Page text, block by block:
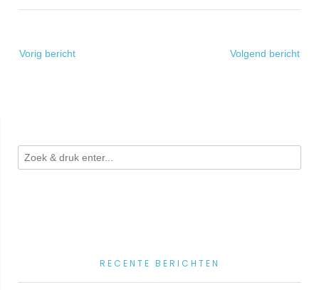
navigatie
Vorig bericht Volgend bericht
RECENTE BERICHTEN